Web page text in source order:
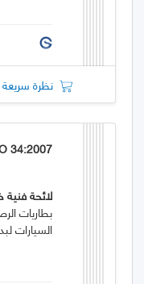
نظرة سريعة
34:2007
لائحة فنية
بطاريات
السيارات